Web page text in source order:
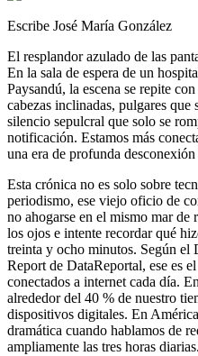
Escribe José María González
El resplandor azulado de las
En la sala de espera de un
Paysandú, la escena se repite
cabezas inclinadas, pulgares que
silencio sepulcral que solo se
notificación. Estamos más
una era de profunda desconexión
Esta crónica no es solo sobre
periodismo, ese viejo oficio de
no ahogarse en el mismo mar
los ojos e intente recordar qué
treinta y ocho minutos. Según
Report de DataReportal, ese es
conectados a internet cada día.
alrededor del 40 % de nuestro
dispositivos digitales. En
dramática cuando hablamos de
ampliamente las tres horas diarias.